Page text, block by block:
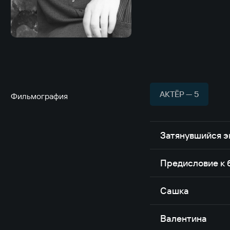
Фильмография АКТЁР — 5
Затянувшийся
Предисловие к
Сашка
Валентина